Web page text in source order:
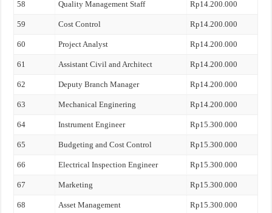
58 Quality Management Staff Rp14.200.000
59 Cost Control Rp14.200.000
60 Project Analyst Rp14.200.000
61 Assistant Civil and Architect Rp14.200.000
62 Deputy Branch Manager Rp14.200.000
63 Mechanical Enginering Rp14.200.000
64 Instrument Engineer Rp15.300.000
65 Budgeting and Cost Control Rp15.300.000
66 Electrical Inspection Engineer Rp15.300.000
67 Marketing Rp15.300.000
68 Asset Management Rp15.300.000